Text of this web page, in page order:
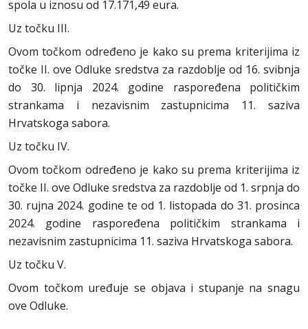
spola u iznosu od 17.171,49 eura.
Uz točku III.
Ovom točkom određeno je kako su prema kriterijima iz
točke II. ove Odluke sredstva za razdoblje od 16. svibnja
do 30. lipnja 2024. godine raspoređena političkim
strankama i nezavisnim zastupnicima 11. saziva
Hrvatskoga sabora.
Uz točku IV.
Ovom točkom određeno je kako su prema kriterijima iz
točke II. ove Odluke sredstva za razdoblje od 1. srpnja do
30. rujna 2024. godine te od 1. listopada do 31. prosinca
2024. godine raspoređena političkim strankama i
nezavisnim zastupnicima 11. saziva Hrvatskoga sabora.
Uz točku V.
Ovom točkom uređuje se objava i stupanje na snagu
ove Odluke.